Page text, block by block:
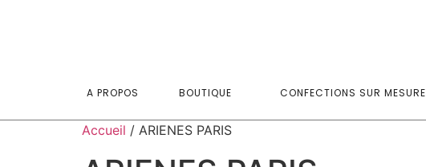
A PROPOS BOUTIQUE CONFECTIONS SUR MESURE
Accueil / ARIENES PARIS